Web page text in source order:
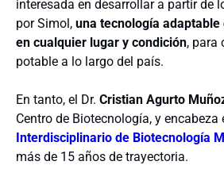
interesada en desarrollar a partir de
por Simol, una tecnología adaptable
en cualquier lugar y condición, para
potable a lo largo del país.
En tanto, el Dr. Cristian Agurto
Centro de Biotecnología, y encabeza
Interdisciplinario de Biotecnología
más de 15 años de trayectoria.